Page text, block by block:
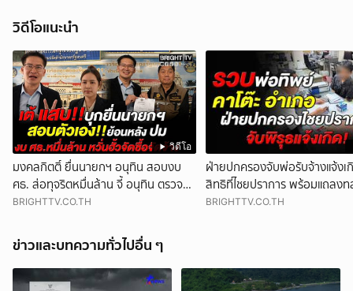
วิดีโอแนะนำ
วิดีโอ
มงคลกิตติ์ ยื่นนายกฯ อนุทิน สอบงบ
ศธ. ส่อทุจริตหมื่นล้าน จี้ อนุทิน ตรวจ
สอบตัวเองสมัยดูแล ศธ.
BRIGHTTV.CO.TH
ฝ่ายปกครองจับพ่อรับจ้างแจ้งเ
สิทธิที่ไชยปราการ พร้อมแถลงท
ทุจริต บัตร 10 ปี ที่แม่สอด
BRIGHTTV.CO.TH
ข่าวและบทความทั่วไปอื่น ๆ